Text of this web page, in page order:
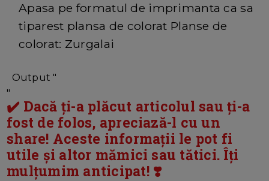
Apasa pe formatul de imprimanta ca sa
tiparest plansa de colorat Planse de
colorat: Zurgalai
Output "
"
✔️ Dacă ți-a plăcut articolul sau ți-a
fost de folos, apreciază-l cu un
share! Aceste informații le pot fi
utile și altor mămici sau tătici. Îți
mulțumim anticipat! ❣️